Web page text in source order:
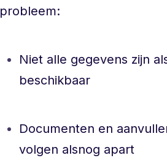
probleem:
Niet alle gegevens zijn
beschikbaar
Documenten en
volgen alsnog apart